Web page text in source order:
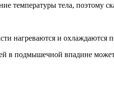
температуры тела, поэтому
нагреваются и охлаждаются
в подмышечной впадине